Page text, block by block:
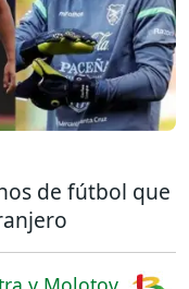
de fútbol que